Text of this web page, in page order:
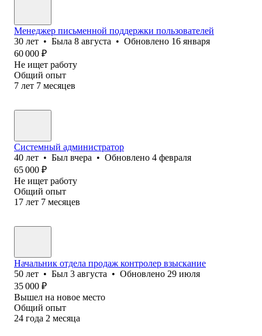
Менеджер письменной поддержки пользователей
30 лет • Была 8 августа • Обновлено 16 января
60 000 ₽
Не ищет работу
Общий опыт
7 лет 7 месяцев
Системный администратор
40 лет • Был вчера • Обновлено 4 февраля
65 000 ₽
Не ищет работу
Общий опыт
17 лет 7 месяцев
Начальник отдела продаж контролер взыскание
50 лет • Был 3 августа • Обновлено 29 июля
35 000 ₽
Вышел на новое место
Общий опыт
24 года 2 месяца